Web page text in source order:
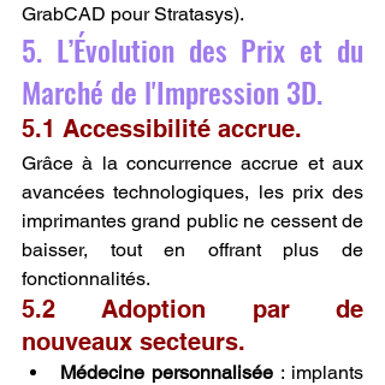
GrabCAD pour Stratasys).
5. L’Évolution des Prix et du
Marché de l'Impression 3D.
5.1 Accessibilité accrue.
Grâce à la concurrence accrue et aux
avancées technologiques, les prix des
imprimantes grand public ne cessent de
baisser, tout en offrant plus de
fonctionnalités.
5.2 Adoption par de
nouveaux secteurs.
Médecine personnalisée : implants